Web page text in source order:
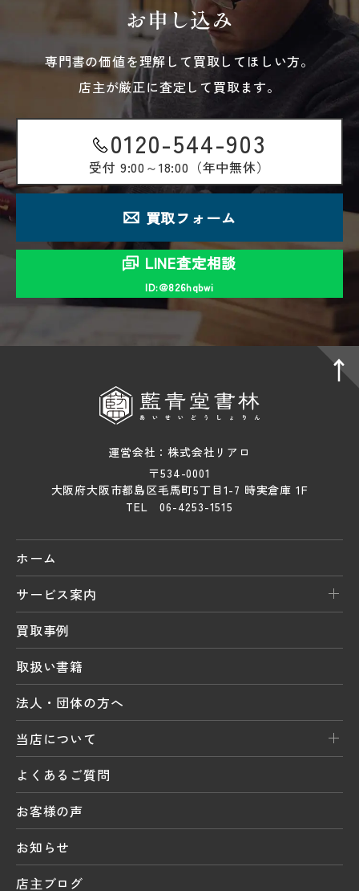
お申し込み
専門書の価値を理解して買取してほしい方。
店主が厳正に査定して買取ます。
0120-544-903
受付 9:00～18:00（年中無休）
買取フォーム
LINE査定相談
ID:＠826hqbwi
運営会社：株式会社リアロ
〒534-0001
大阪府大阪市都島区毛馬町5丁目1-7 時実倉庫 1F
TEL 06-4253-1515
ホーム
サービス案内
買取事例
取扱い書籍
法人・団体の方へ
当店について
よくあるご質問
お客様の声
お知らせ
店主ブログ